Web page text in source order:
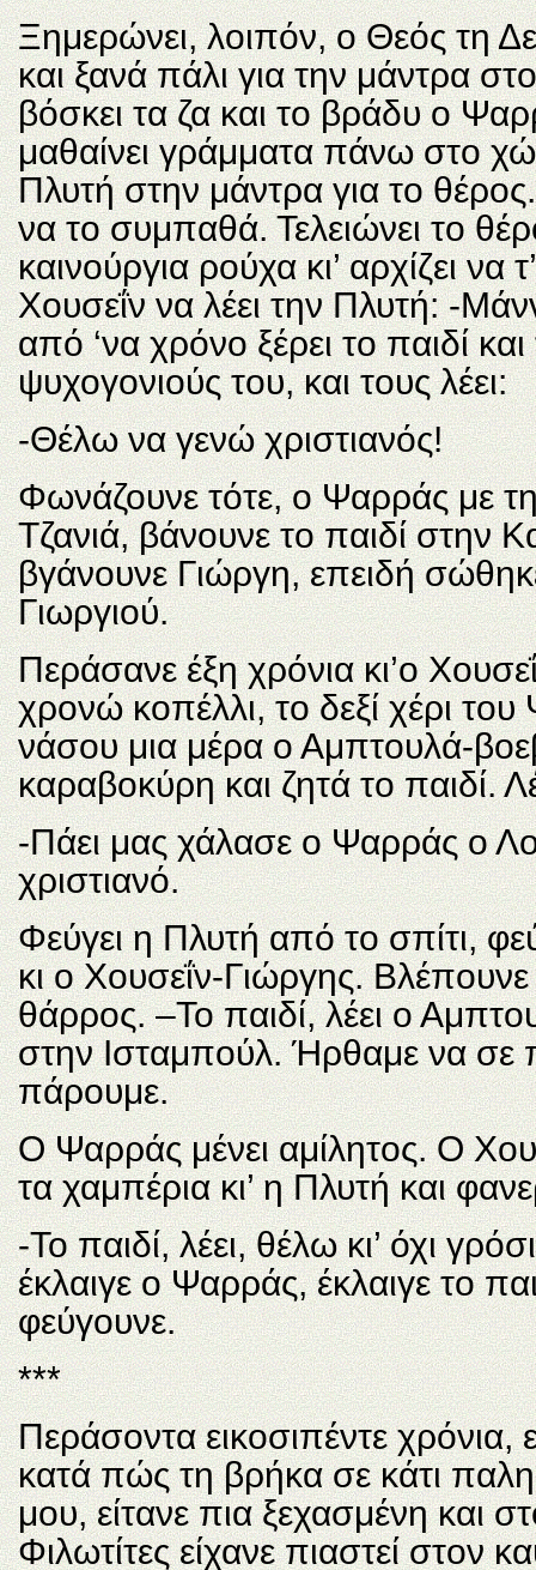
Ξημερώνει, λοιπόν, ο Θεός τη
και ξανά πάλι για την μάντρα
βόσκει τα ζα και το βράδυ ο
μαθαίνει γράμματα πάνω στο
Πλυτή στην μάντρα για το θέρος.
να το συμπαθά. Τελειώνει το
καινούργια ρούχα κι’ αρχίζει να
Χουσεΐν να λέει την Πλυτή: -
από ‘να χρόνο ξέρει το παιδί
ψυχογονιούς του, και τους λέει:
-Θέλω να γενώ χριστιανός!
Φωνάζουνε τότε, ο Ψαρράς με
Τζανιά, βάνουνε το παιδί στην
βγάνουνε Γιώργη, επειδή
Γιωργιού.
Περάσανε έξη χρόνια κι’ο
χρονώ κοπέλλι, το δεξί χέρι
νάσου μια μέρα ο Αμπτουλά-
καραβοκύρη και ζητά το παιδί.
-Πάει μας χάλασε ο Ψαρράς ο
χριστιανό.
Φεύγει η Πλυτή από το σπίτι,
κι ο Χουσεΐν-Γιώργης.
θάρρος. –Το παιδί, λέει ο
στην Ισταμπούλ. Ήρθαμε να σε
πάρουμε.
Ο Ψαρράς μένει αμίλητος. Ο
τα χαμπέρια κι’ η Πλυτή και
-Το παιδί, λέει, θέλω κι’ όχι
έκλαιγε ο Ψαρράς, έκλαιγε το
φεύγουνε.
***
Περάσοντα εικοσιπέντε χρόνια,
κατά πώς τη βρήκα σε κάτι
μου, είτανε πια ξεχασμένη και
Φιλωτίτες είχανε πιαστεί